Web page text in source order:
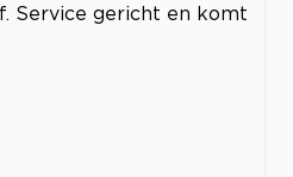
Service gericht en komt